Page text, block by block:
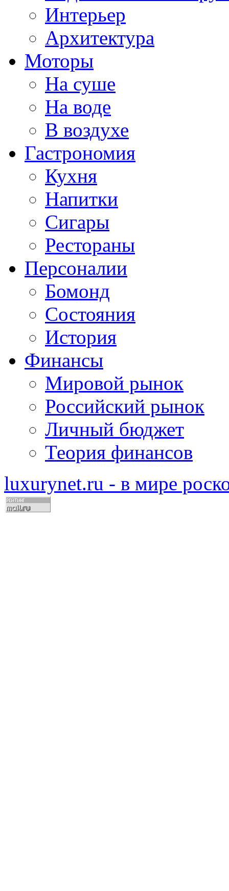
Интерьер
Архитектура
Моторы
На суше
На воде
В воздухе
Гастрономия
Кухня
Напитки
Сигары
Рестораны
Персоналии
Бомонд
Состояния
История
Финансы
Мировой рынок
Российский рынок
Личный бюджет
Теория финансов
luxurynet.ru - в мире